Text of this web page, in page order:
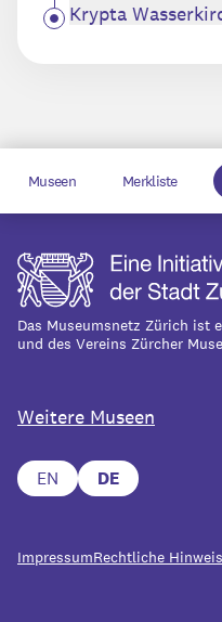
Krypta
Museen Merkliste
Das Museumsnetz Zürich ist
und des Vereins Zürcher
Weitere Museen
EN DE
ImpressumRechtliche